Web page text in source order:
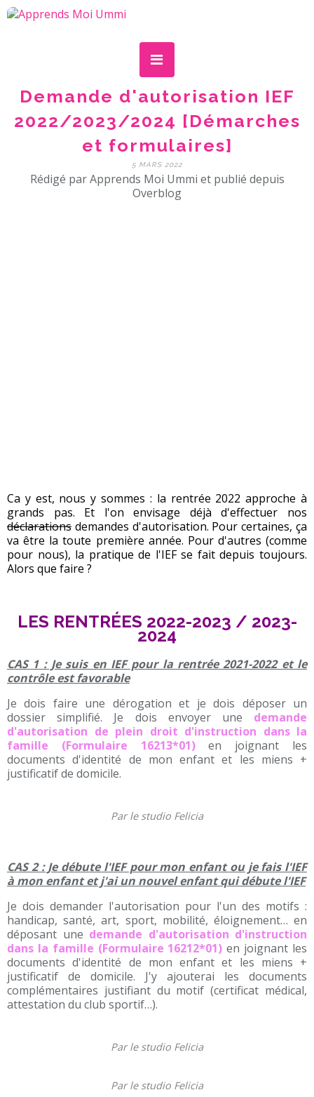
Demande d'autorisation IEF
2022/2023/2024 [Démarches
et formulaires]
5 MARS 2022
Rédigé par Apprends Moi Ummi et publié depuis
Overblog
Ca y est, nous y sommes : la rentrée 2022 approche à
grands pas. Et l'on envisage déjà d'effectuer nos
déclarations demandes d'autorisation. Pour certaines, ça
va être la toute première année. Pour d'autres (comme
pour nous), la pratique de l'IEF se fait depuis toujours.
Alors que faire ?
LES RENTRÉES 2022-2023 / 2023-
2024
CAS 1 : Je suis en IEF pour la rentrée 2021-2022 et le
contrôle est favorable
Je dois faire une dérogation et je dois déposer un
dossier simplifié. Je dois envoyer une demande
d'autorisation de plein droit d'instruction dans la
famille (Formulaire 16213*01)en joignant les
documents d'identité de mon enfant et les miens +
justificatif de domicile.
Par le studio Felicia
CAS 2 : Je débute l'IEF pour mon enfant ou je fais l'IEF
à mon enfant et j'ai un nouvel enfant qui débute l'IEF
Je dois demander l'autorisation pour l'un des motifs :
handicap, santé, art, sport, mobilité, éloignement… en
déposant une demande d'autorisation d'instruction
dans la famille (Formulaire 16212*01) en joignant les
documents d'identité de mon enfant et les miens +
justificatif de domicile. J'y ajouterai les documents
complémentaires justifiant du motif (certificat médical,
attestation du club sportif…).
Par le studio Felicia
Par le studio Felicia